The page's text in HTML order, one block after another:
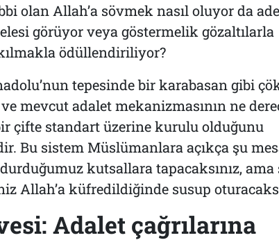
olan Allah’a sövmek nasıl oluyor da
görüyor veya göstermelik gözaltılarla
ödüllendiriliyor?
tepesinde bir karabasan gibi
mevcut adalet mekanizmasının ne
çifte standart üzerine kurulu olduğunu
Bu sistem Müslümanlara açıkça şu
kutsallara tapacaksınız,
Allah’a küfredildiğinde susup
Adalet çağrılarına